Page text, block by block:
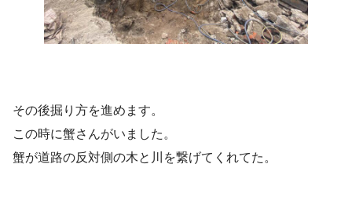
その後掘り方を進めます。
この時に蟹さんがいました。
蟹が道路の反対側の木と川を繋げてくれてた。